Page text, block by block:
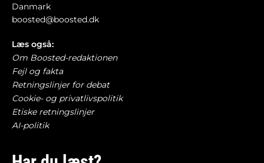
Danmark
boosted@boosted.dk
Læs også:
Om Boosted-redaktionen
Fejl og fakta
Retningslinjer for debat
Cookie- og privatlivspolitik
Etiske retningslinjer
AI-politik